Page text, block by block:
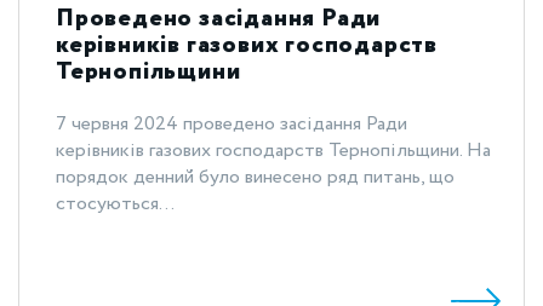
Проведено засідання Ради
керівників газових господарств
Тернопільщини
7 червня 2024 проведено засідання Ради
керівників газових господарств Тернопільщини. На
порядок денний було винесено ряд питань, що
стосуються...